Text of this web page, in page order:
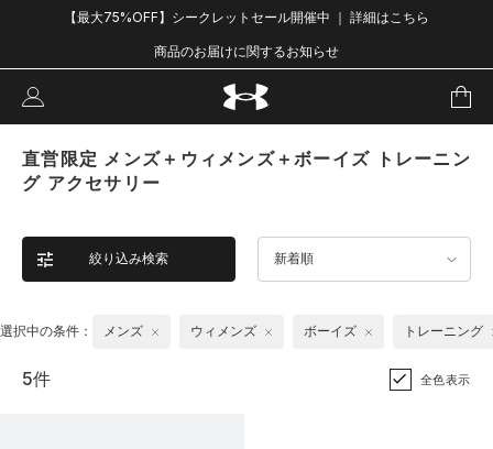
【最大75%OFF】シークレットセール開催中 ｜ 詳細はこちら
商品のお届けに関するお知らせ
直営限定 メンズ＋ウィメンズ＋ボーイズ トレーニン
グ アクセサリー
絞り込み検索 新着順
選択中の条件： メンズ ウィメンズ ボーイズ トレーニング
5件 全色表示